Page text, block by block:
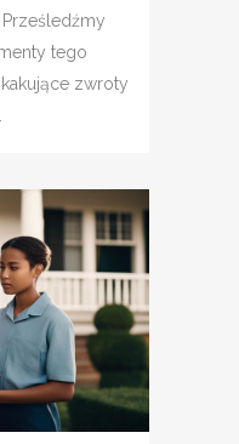
tego
zwroty